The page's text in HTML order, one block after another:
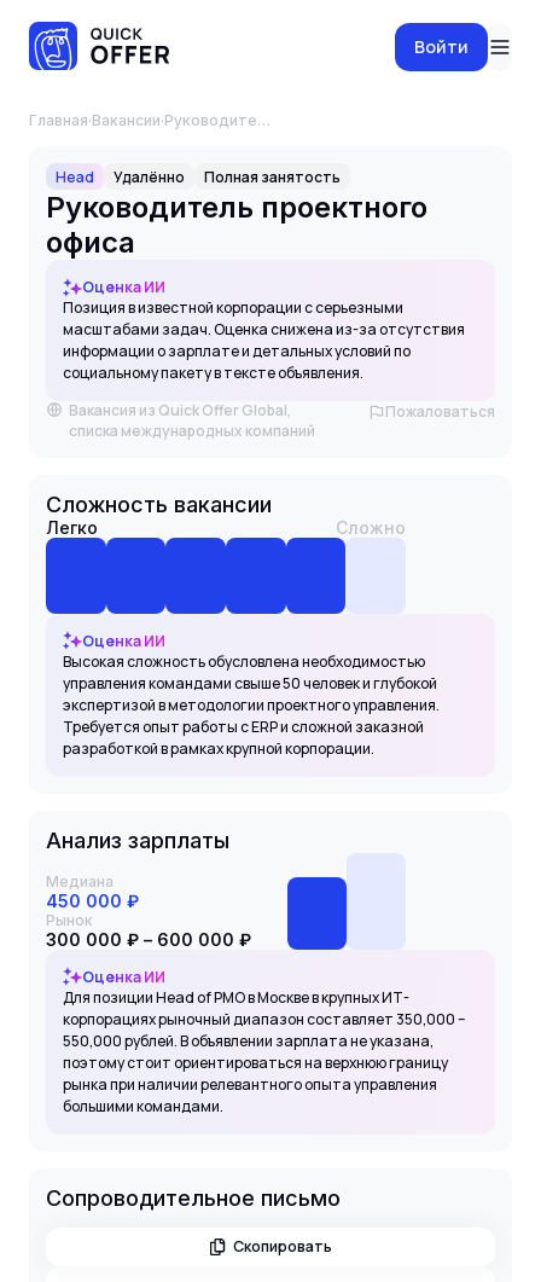
Войти
Главная·Вакансии· Руководитель проектного офиса
Head Удалённо Полная занятость
Руководитель проектного
офиса
Оценка ИИ
Позиция в известной корпорации с серьезными
масштабами задач. Оценка снижена из-за отсутствия
информации о зарплате и детальных условий по
социальному пакету в тексте объявления.
Вакансия из Quick Offer Global,
списка международных компаний
Пожаловаться
Сложность вакансии
Легко Сложно
Оценка ИИ
Высокая сложность обусловлена необходимостью
управления командами свыше 50 человек и глубокой
экспертизой в методологии проектного управления.
Требуется опыт работы с ERP и сложной заказной
разработкой в рамках крупной корпорации.
Анализ зарплаты
Медиана
450 000 ₽
Рынок
300 000 ₽ – 600 000 ₽
Оценка ИИ
Для позиции Head of PMO в Москве в крупных ИТ-
корпорациях рыночный диапазон составляет 350,000 –
550,000 рублей. В объявлении зарплата не указана,
поэтому стоит ориентироваться на верхнюю границу
рынка при наличии релевантного опыта управления
большими командами.
Сопроводительное письмо
Скопировать